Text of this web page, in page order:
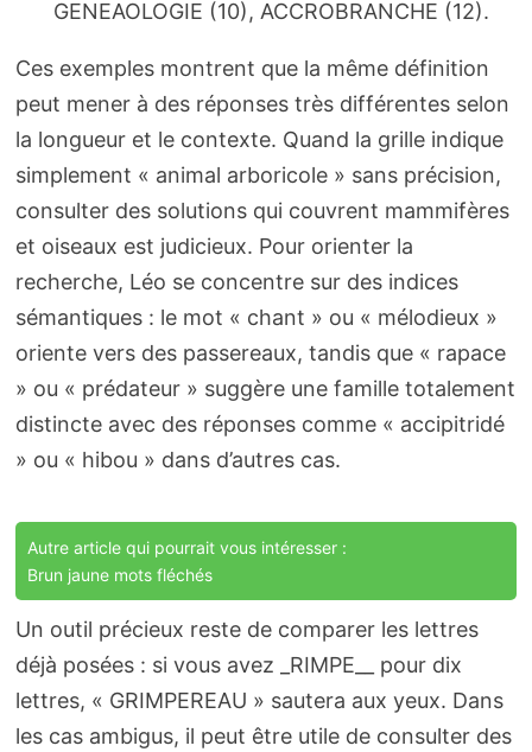
GENEAOLOGIE (10), ACCROBRANCHE (12).
Ces exemples montrent que la même définition
peut mener à des réponses très différentes selon
la longueur et le contexte. Quand la grille indique
simplement « animal arboricole » sans précision,
consulter des solutions qui couvrent mammifères
et oiseaux est judicieux. Pour orienter la
recherche, Léo se concentre sur des indices
sémantiques : le mot « chant » ou « mélodieux »
oriente vers des passereaux, tandis que « rapace
» ou « prédateur » suggère une famille totalement
distincte avec des réponses comme « accipitridé
» ou « hibou » dans d’autres cas.
Autre article qui pourrait vous intéresser :
Brun jaune mots fléchés
Un outil précieux reste de comparer les lettres
déjà posées : si vous avez _RIMPE__ pour dix
lettres, « GRIMPEREAU » sautera aux yeux. Dans
les cas ambigus, il peut être utile de consulter des